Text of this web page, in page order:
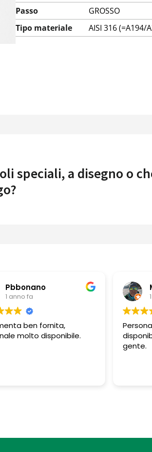
Passo
GROSSO
Tipo materiale
AISI 316 (=A194/
speciali, a disegno o
Pbbonano
1 anno fa
ben fornita,
molto disponibile.
gente.